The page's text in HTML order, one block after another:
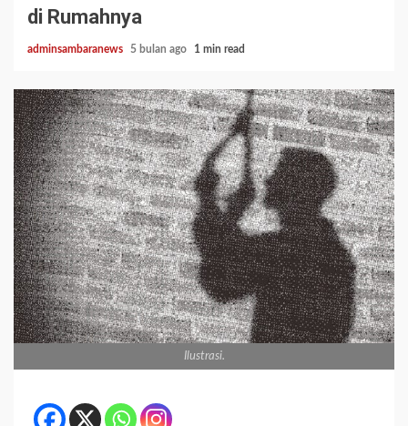
di Rumahnya
adminsambaranews 5 bulan ago 1 min read
Ilustrasi.